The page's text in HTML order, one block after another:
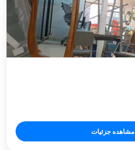
مشاهده جزئیات